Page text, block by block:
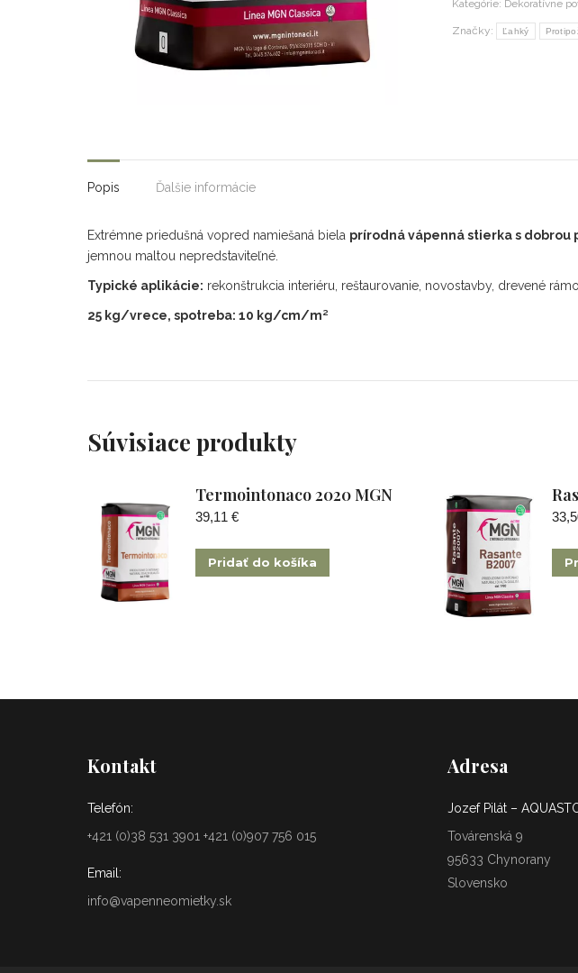
Kategórie: Dekoratívne
Značky: Ľahký
Popis Ďalšie informácie
Extrémne priedušná vopred namiešaná biela prírodná vápenná stierka s dobrou
jemnou maltou nepredstaviteľné.
Typické aplikácie: rekonštrukcia interiéru, reštaurovanie, novostavby, drevené
25 kg/vrece, spotreba: 10 kg/cm/m²
Súvisiace produkty
Termointonaco 2020 MGN
39,11 €
Pridať do košíka
Kontakt
Telefón:
+421 (0)38 531 3901 +421 (0)907 756 015
Email:
info@vapenneomietky.sk
Adresa
Jozef Pilát –
Továrenská 9
95633 Chynorany
Slovensko